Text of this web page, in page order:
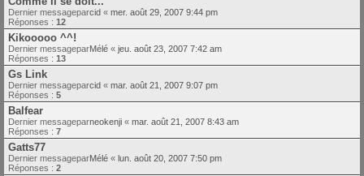
Dernier messageparcid « mer. août 29, 2007 9:44 pm
Réponses : 12
Kikooooo ^^!
Dernier messageparMélé « jeu. août 23, 2007 7:42 am
Réponses : 13
Gs Link
Dernier messageparcid « mar. août 21, 2007 9:07 pm
Réponses : 5
Balfear
Dernier messageparneokenji « mar. août 21, 2007 8:43 am
Réponses : 7
Gatts77
Dernier messageparMélé « lun. août 20, 2007 7:50 pm
Réponses : 2